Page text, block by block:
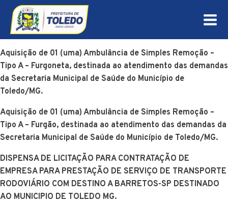
Aquisição de 01 (uma) Ambulância de Simples Remoção –
Tipo A – Furgoneta, destinada ao atendimento das demandas
da Secretaria Municipal de Saúde do Município de
Toledo/MG.
Aquisição de 01 (uma) Ambulância de Simples Remoção –
Tipo A – Furgão, destinada ao atendimento das demandas da
Secretaria Municipal de Saúde do Município de Toledo/MG.
DISPENSA DE LICITAÇÃO PARA CONTRATAÇÃO DE
EMPRESA PARA PRESTAÇÃO DE SERVIÇO DE TRANSPORTE
RODOVIÁRIO COM DESTINO A BARRETOS-SP DESTINADO
AO MUNICIPIO DE TOLEDO MG.